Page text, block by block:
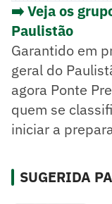
➡️ Veja os
Paulistão
Garantido em
geral do
agora Ponte
quem se
iniciar a
SUGERIDA